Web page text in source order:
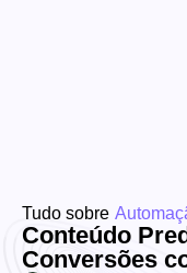
Tudo sobre
Conteúdo
Conversões